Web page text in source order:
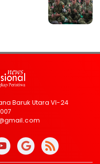
Baruk Utara VI-24